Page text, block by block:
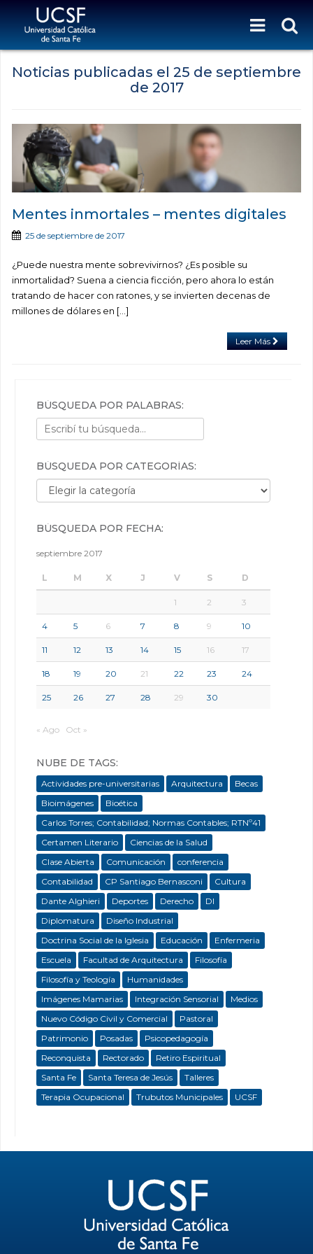
Noticias publicadas el 25 de septiembre
de 2017
Mentes inmortales – mentes digitales
25 de septiembre de 2017
¿Puede nuestra mente sobrevivirnos? ¿Es posible su
inmortalidad? Suena a ciencia ficción, pero ahora lo están
tratando de hacer con ratones, y se invierten decenas de
millones de dólares en […]
Leer Más
BÚSQUEDA POR PALABRAS:
BÚSQUEDA POR CATEGORÍAS:
Búsqueda por categorías:
BÚSQUEDA POR FECHA:
septiembre 2017
L M X J V S D
1 2 3
4 5 6 7 8 9 10
11 12 13 14 15 16 17
18 19 20 21 22 23 24
25 26 27 28 29 30
« Ago Oct »
NUBE DE TAGS:
Actividades pre-universitarias Arquitectura
Becas
Bioimágenes
Bioética
Carlos Torres; Contabilidad; Normas Contables; RTNº41
Certamen Literario
Ciencias de la Salud
Clase Abierta
Comunicación
conferencia
Contabilidad
CP Santiago Bernasconi
Cultura
Dante Alghieri
Deportes Derecho
DI
Diplomatura
Diseño Industrial
Doctrina Social de la Iglesia
Educación
Enfermeria
Escuela
Facultad de Arquitectura
Filosofía
Filosofía y Teología
Humanidades
Imágenes Mamarias
Integración Sensorial
Medios
Nuevo Código Civil y Comercial
Pastoral
Patrimonio
Posadas
Psicopedagogía
Reconquista
Rectorado
Retiro Espiritual
Santa Fe
Santa Teresa de Jesús
Talleres
Terapia Ocupacional
Trubutos Municipales UCSF